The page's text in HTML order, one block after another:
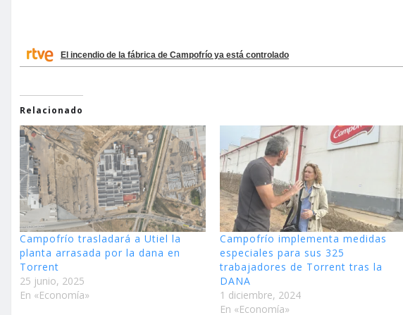
El incendio de la fábrica de Campofrío ya está controlado
Relacionado
Campofrío trasladará a Utiel la
planta arrasada por la dana en
Torrent
25 junio, 2025
En «Economía»
Campofrío implementa medidas
especiales para sus 325
trabajadores de Torrent tras la
DANA
1 diciembre, 2024
En «Economía»